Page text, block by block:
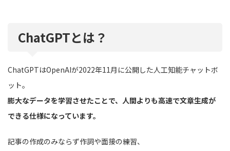
ChatGPTとは？
ChatGPTはOpenAIが2022年11月に公開した人工知能チャットボ
ット。
膨大なデータを学習させたことで、人間よりも高速で文章生成が
できる仕様になっています。
記事の作成のみならず作詞や面接の練習、